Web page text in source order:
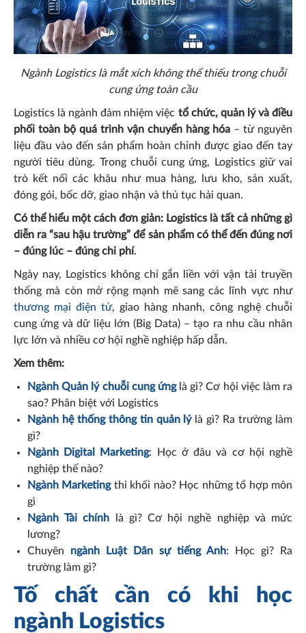
Ngành Logistics là mắt xích không thể thiếu trong chuỗi
cung ứng toàn cầu
Logistics là ngành đảm nhiệm việc tổ chức, quản lý và điều
phối toàn bộ quá trình vận chuyển hàng hóa – từ nguyên
liệu đầu vào đến sản phẩm hoàn chỉnh được giao đến tay
người tiêu dùng. Trong chuỗi cung ứng, Logistics giữ vai
trò kết nối các khâu như mua hàng, lưu kho, sản xuất,
đóng gói, bốc dỡ, giao nhận và thủ tục hải quan.
Có thể hiểu một cách đơn giản: Logistics là tất cả những gì
diễn ra “sau hậu trường” để sản phẩm có thể đến đúng nơi
– đúng lúc – đúng chi phí.
Ngày nay, Logistics không chỉ gắn liền với vận tải truyền
thống mà còn mở rộng mạnh mẽ sang các lĩnh vực như
thương mại điện tử, giao hàng nhanh, công nghệ chuỗi
cung ứng và dữ liệu lớn (Big Data) – tạo ra nhu cầu nhân
lực lớn và nhiều cơ hội nghề nghiệp hấp dẫn.
Xem thêm:
Ngành Quản lý chuỗi cung ứnglà gì? Cơ hội việc làm ra
sao? Phân biệt với Logistics
Ngành hệ thống thông tin quản lý là gì? Ra trường làm
gì?
Ngành Digital Marketing: Học ở đâu và cơ hội nghề
nghiệp thế nào?
Ngành Marketingthi khối nào? Học những tổ hợp môn
gì
Ngành Tài chính là gì? Cơ hội nghề nghiệp và mức
lương?
Chuyên ngành Luật Dân sự tiếng Anh: Học gì? Ra
trường làm gì?
Tố chất cần có khi học
ngành Logistics